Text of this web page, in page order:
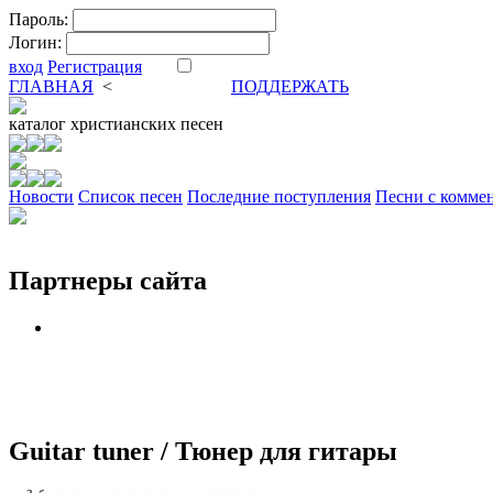
Пароль:
Логин:
вход Регистрация
ГЛАВНАЯ <
ПОДДЕРЖАТЬ
каталог христианских песен
Новости Cписок песен Последние поступления Песни с
Партнеры сайта
Guitar tuner / Тюнер для гитары